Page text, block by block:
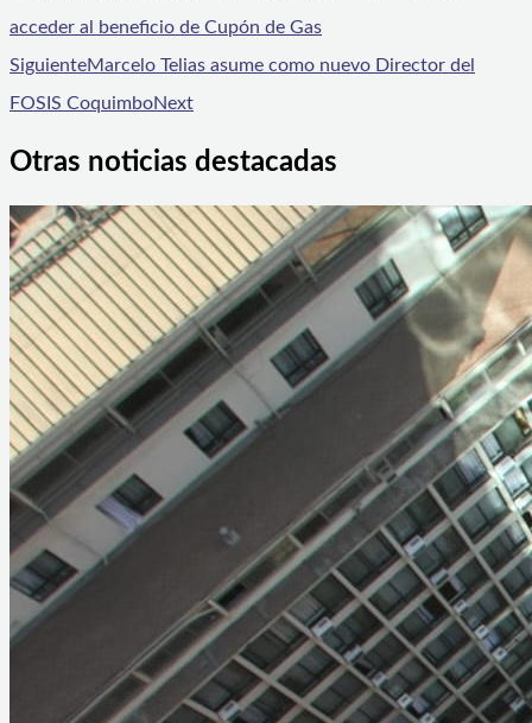
acceder al beneficio de Cupón de Gas
SiguienteMarcelo Telias asume como nuevo Director del
FOSIS CoquimboNext
Otras noticias destacadas